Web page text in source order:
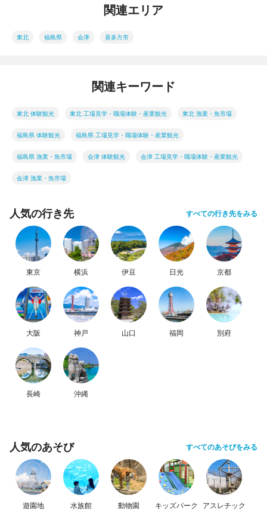
関連エリア
東北 福島県 会津 喜多方市
関連キーワード
東北 体験観光 東北 工場見学・職場体験・産業観光 東北 漁業・魚市場
福島県 体験観光 福島県 工場見学・職場体験・産業観光
福島県 漁業・魚市場 会津 体験観光 会津 工場見学・職場体験・産業観光
会津 漁業・魚市場
人気の行き先 すべての行き先をみる
東京 横浜 伊豆 日光 京都
大阪 神戸 山口 福岡 別府
長崎 沖縄
人気のあそび すべてのあそびをみる
遊園地 水族館 動物園 キッズパーク アスレチック